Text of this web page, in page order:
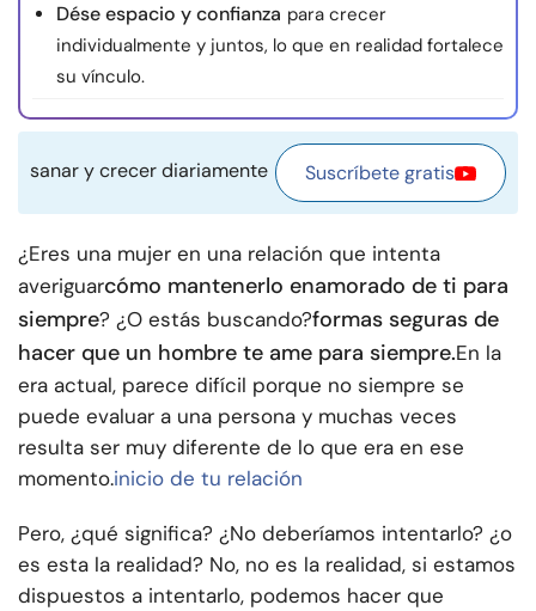
Sobre nosotros Contáctanos Escríbenos
Publicidad con
nosotros
Dése espacio y confianza para crecer
individualmente y juntos, lo que en realidad fortalece
su vínculo.
sanar y crecer diariamente Suscríbete gratis
¿Eres una mujer en una relación que intenta
averiguarcómo mantenerlo enamorado de ti para
siempre? ¿O estás buscando?formas seguras de
hacer que un hombre te ame para siempre.En la
era actual, parece difícil porque no siempre se
puede evaluar a una persona y muchas veces
resulta ser muy diferente de lo que era en ese
momento.inicio de tu relación
Pero, ¿qué significa? ¿No deberíamos intentarlo? ¿o
es esta la realidad? No, no es la realidad, si estamos
dispuestos a intentarlo, podemos hacer que